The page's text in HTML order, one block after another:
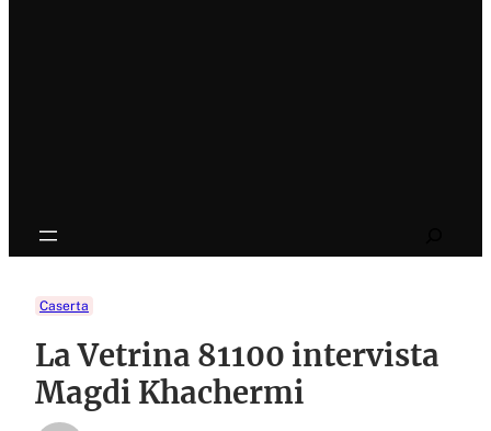
Caserta
La Vetrina 81100 intervista
Magdi Khachermi